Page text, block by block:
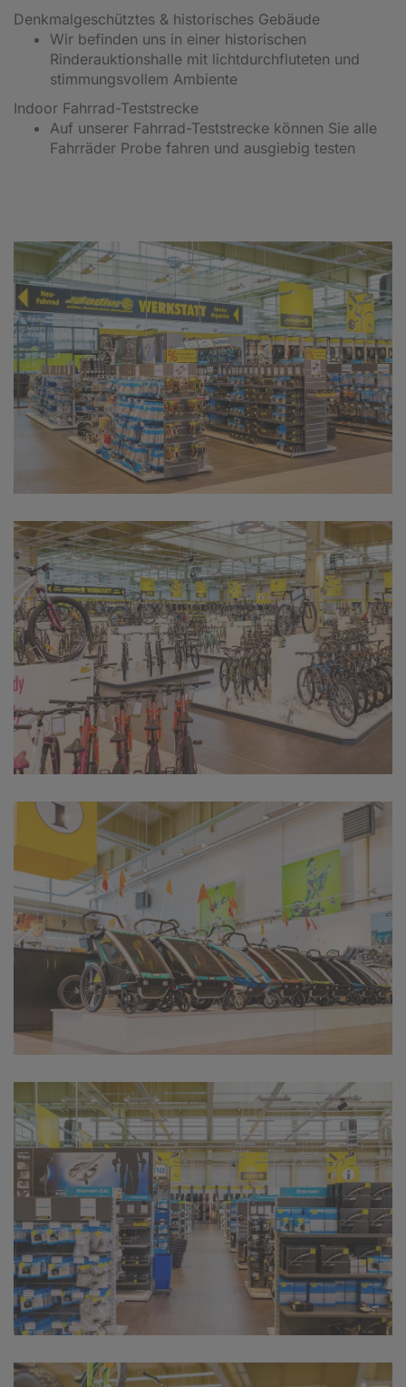
Denkmalgeschütztes & historisches Gebäude
Wir befinden uns in einer historischen
Rinderauktionshalle mit lichtdurchfluteten und
stimmungsvollem Ambiente
Indoor Fahrrad-Teststrecke
Auf unserer Fahrrad-Teststrecke können Sie alle
Fahrräder Probe fahren und ausgiebig testen